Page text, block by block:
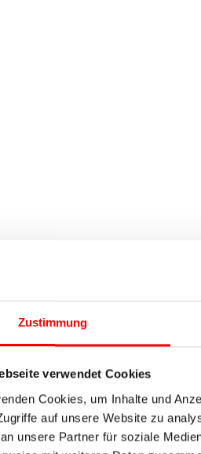
Zustimmung
verwendet Cookies
Cookies, um Inhalte und
auf unsere Website zu
unsere Partner für soziale
nach Tui
Stadt Tui an der
Gassen und der
Miño bietet. Genießen Sie
stimmen Sie sich auf Ihre